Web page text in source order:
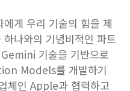
게 우리 기술의 힘을 제
나와의 기념비적인 파트
기술을 기반으로
Models를 개발하기
체인 Apple과 협력하고